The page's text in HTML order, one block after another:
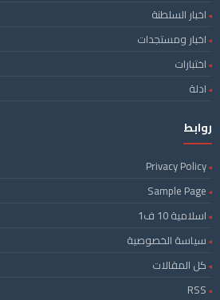
اخبار السلطنة
اخبار ومستجدات
اختبارات
ادلة
روابط
Privacy Policy
Sample Page
اسلامية 10 ف1
سياسة الخصوصية
كل المقالات
RSS